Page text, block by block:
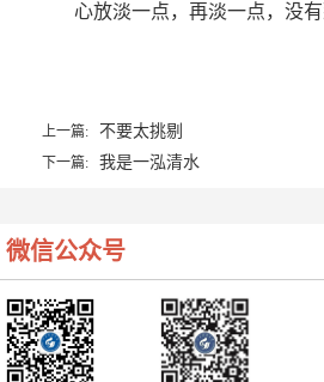
心放淡一点，再淡一点，没有
上一篇: 不要太挑剔
下一篇: 我是一泓清水
微信公众号